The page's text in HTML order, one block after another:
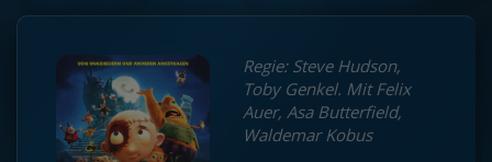
Regie: Steve Hudson,
Toby Genkel. Mit Felix
Auer, Asa Butterfield,
Waldemar Kobus